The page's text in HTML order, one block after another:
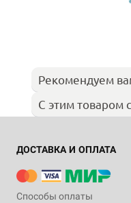
Рекомендуем
С этим товаром
ДОСТАВКА И ОПЛАТА
Способы оплаты